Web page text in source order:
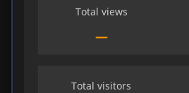
Total views
—
Total visitors